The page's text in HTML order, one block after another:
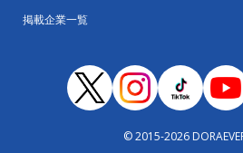
掲載企業一覧
© 2015-2026